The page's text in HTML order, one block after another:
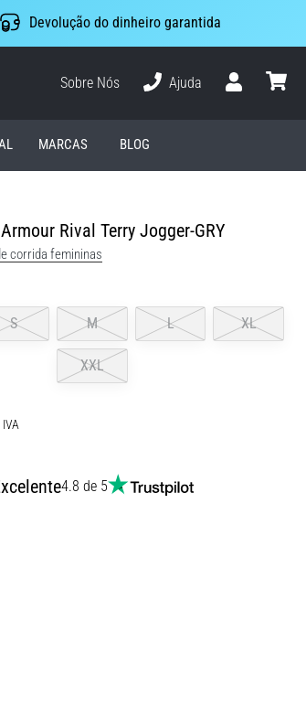
Devolução do dinheiro garantida
Sobre Nós
Ajuda
MARCAS BLOG
Rival Terry Jogger-GRY
corrida femininas
S M L XL
XXL
4.8 de 5